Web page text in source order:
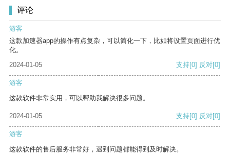
评论
游客
这款加速器app的操作有点复杂，可以简化一下，比如将设置页面进行优
化。
2024-01-05
支持[0] 反对[0]
游客
这款软件非常实用，可以帮助我解决很多问题。
2024-01-05 支持[0] 反对[0]
游客
这款软件的售后服务非常好，遇到问题都能得到及时解决。